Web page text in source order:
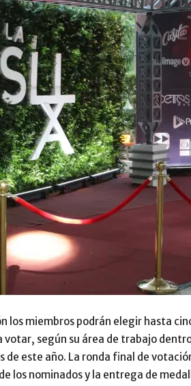
los miembros podrán elegir hasta
según su área de trabajo
de este año. La ronda final de
los nominados y la entrega de